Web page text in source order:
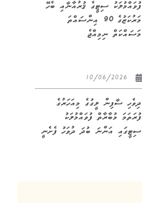
ފުވައްމުލަކު ސިޓީގެ ޤުރުއާނާއި ބެހޭ
މަރުކަޒުގެ 90 އިންސައްތަ
މަސައްކަތް ނިމިއްޖެ
ދިވެހި ސާފިން ލީގުގެ މިއަހަރުގެ
ފުރަތަމަ މުބާރާތް ފުވައްމުލަކު
ސިޓީގައި އަންނަ ބުދަ ދުވަހު ފެށެނީ